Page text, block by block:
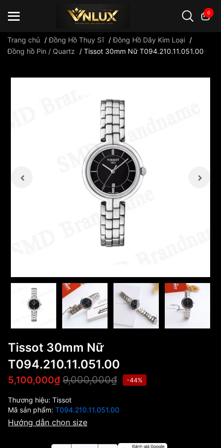
0
Trang chủ /Đồng Hồ Thụy Sĩ /Đông Hồ Dây Kim Loại /
Đồng hồ Pin / Quartz
/ Tissot 30mm Nữ T094.210.11.051.00
Tissot 30mm Nữ
T094.210.11.051.00
5,100,000₫ 9,000,000₫ -44%
Thương hiệu: Tissot
Mã sản phẩm: T094.210.11.051.00
Hướng dẫn chọn size